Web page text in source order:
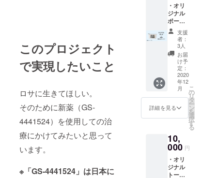
このプロジェクト
で実現したいこと
ロサに生きてほしい。
そのために新薬（GS-
4441524）を使用しての治
療にかけてみたいと思って
います。
※「GS-4441524」は日本に
・オリ
ジナル
ポーチ
・感謝
を込め
たお礼
のメッ
セージ
・活動
報告
支援
者：
3人
お届
け予
定：
2020
年12
月
詳細を見る
こ
の
リ
タ
ー
ン
を
選
択
す
る
10,
000 円
・オリ
ジナル
トート